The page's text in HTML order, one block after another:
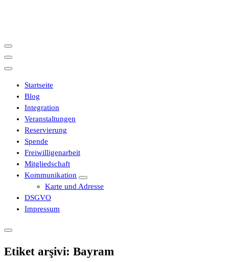
Startseite
Blog
Integration
Veranstaltungen
Reservierung
Spende
Freiwilligenarbeit
Mitgliedschaft
Kommunikation
Karte und Adresse
DSGVO
Impressum
Etiket arşivi: Bayram